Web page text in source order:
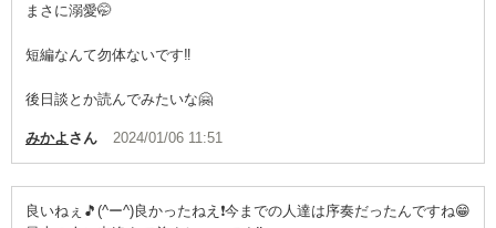
まさに溺愛🤭
短編なんて勿体ないです‼️
後日談とか読んでみたいな🤗
みかよ さん 2024/01/06 11:51
良いねぇ🎵(^ー^)良かったねえ❗今までの人達は序奏だったんですね😁